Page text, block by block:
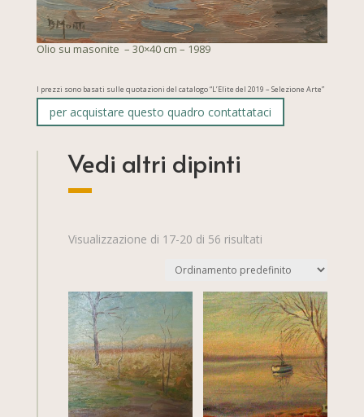
Olio su masonite – 30×40 cm – 1989
I prezzi sono basati sulle quotazioni del catalogo “L’Elite del 2019 – Selezione Arte”
per acquistare questo quadro contattataci
Vedi altri dipinti
Visualizzazione di 17-20 di 56 risultati